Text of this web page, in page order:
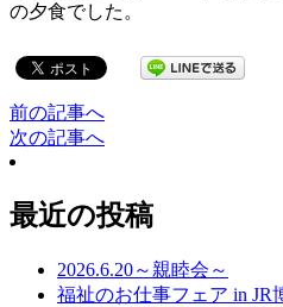
の夕食でした。
前の記事へ
次の記事へ
最近の投稿
2026.6.20～親睦会～
福祉のお仕事フェア in JR